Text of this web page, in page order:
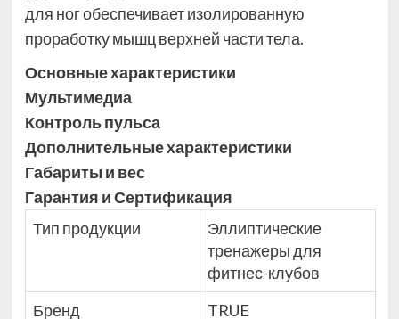
для ног обеспечивает изолированную
проработку мышц верхней части тела.
Основные xарактеристики
Мультимедиа
Контроль пульса
Дополнительные xарактеристики
Габариты и вес
Гарантия и Сертификация
Тип продукции
Эллиптические
тренажеры для
фитнес-клубов
Бренд
TRUE